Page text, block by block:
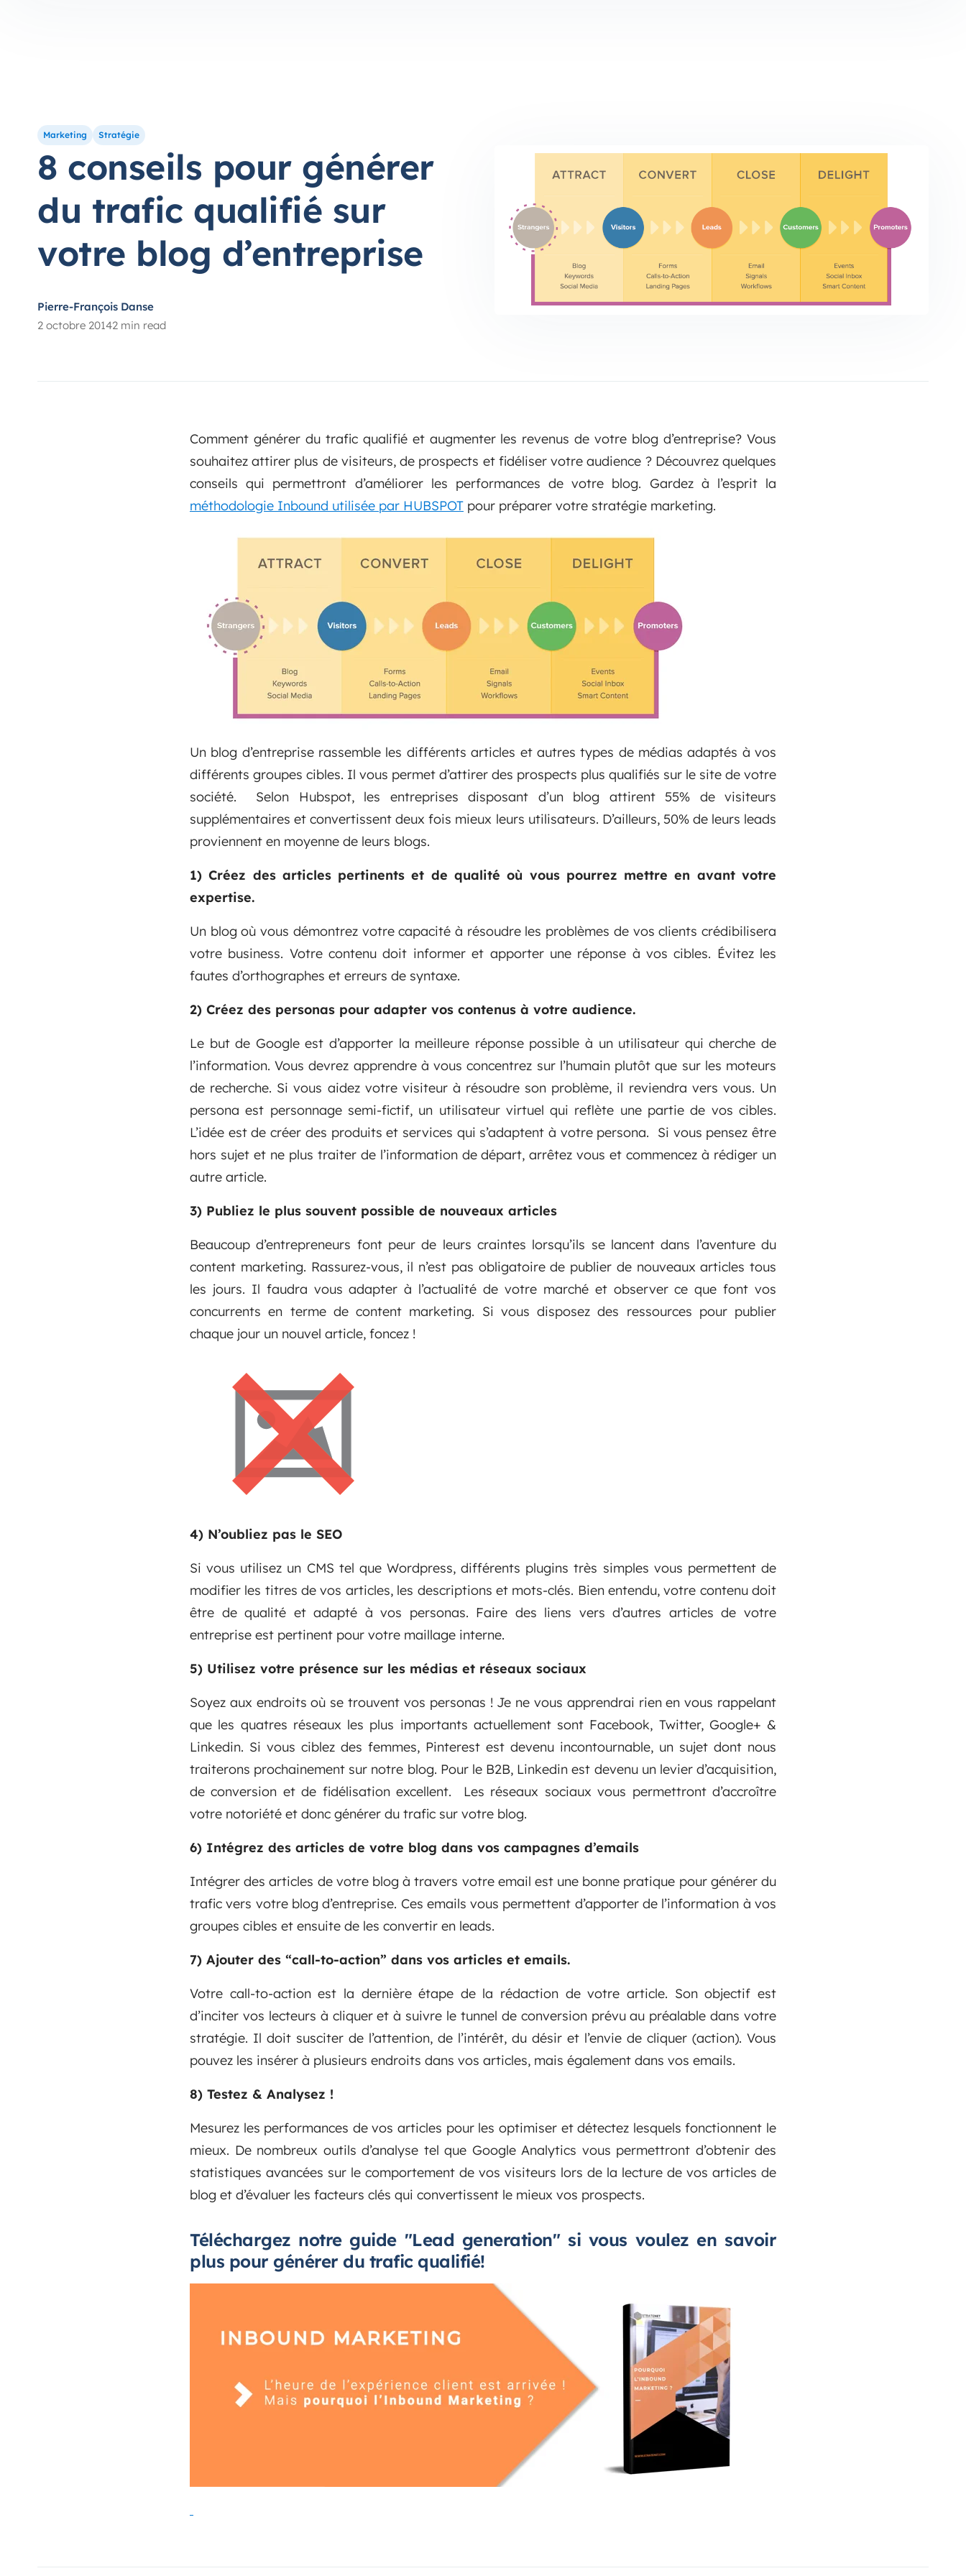
Marketing Stratégie
8 conseils pour générer
du trafic qualifié sur
votre blog d’entreprise
Pierre-François Danse
2 octobre 20142 min read
Comment générer du trafic qualifié et augmenter les revenus de votre blog d’entreprise? Vous
souhaitez attirer plus de visiteurs, de prospects et fidéliser votre audience ? Découvrez quelques
conseils qui permettront d’améliorer les performances de votre blog. Gardez à l’esprit la
méthodologie Inbound utilisée par HUBSPOT pour préparer votre stratégie marketing.
Un blog d’entreprise rassemble les différents articles et autres types de médias adaptés à vos
différents groupes cibles. Il vous permet d’attirer des prospects plus qualifiés sur le site de votre
société. Selon Hubspot, les entreprises disposant d’un blog attirent 55% de visiteurs
supplémentaires et convertissent deux fois mieux leurs utilisateurs. D’ailleurs, 50% de leurs leads
proviennent en moyenne de leurs blogs.
1) Créez des articles pertinents et de qualité où vous pourrez mettre en avant votre
expertise.
Un blog où vous démontrez votre capacité à résoudre les problèmes de vos clients crédibilisera
votre business. Votre contenu doit informer et apporter une réponse à vos cibles. Évitez les
fautes d’orthographes et erreurs de syntaxe.
2) Créez des personas pour adapter vos contenus à votre audience.
Le but de Google est d’apporter la meilleure réponse possible à un utilisateur qui cherche de
l’information. Vous devrez apprendre à vous concentrez sur l’humain plutôt que sur les moteurs
de recherche. Si vous aidez votre visiteur à résoudre son problème, il reviendra vers vous. Un
persona est personnage semi-fictif, un utilisateur virtuel qui reflète une partie de vos cibles.
L’idée est de créer des produits et services qui s’adaptent à votre persona. Si vous pensez être
hors sujet et ne plus traiter de l’information de départ, arrêtez vous et commencez à rédiger un
autre article.
3) Publiez le plus souvent possible de nouveaux articles
Beaucoup d’entrepreneurs font peur de leurs craintes lorsqu’ils se lancent dans l’aventure du
content marketing. Rassurez-vous, il n’est pas obligatoire de publier de nouveaux articles tous
les jours. Il faudra vous adapter à l’actualité de votre marché et observer ce que font vos
concurrents en terme de content marketing. Si vous disposez des ressources pour publier
chaque jour un nouvel article, foncez !
4) N’oubliez pas le SEO
Si vous utilisez un CMS tel que Wordpress, différents plugins très simples vous permettent de
modifier les titres de vos articles, les descriptions et mots-clés. Bien entendu, votre contenu doit
être de qualité et adapté à vos personas. Faire des liens vers d’autres articles de votre
entreprise est pertinent pour votre maillage interne.
5) Utilisez votre présence sur les médias et réseaux sociaux
Soyez aux endroits où se trouvent vos personas ! Je ne vous apprendrai rien en vous rappelant
que les quatres réseaux les plus importants actuellement sont Facebook, Twitter, Google+ &
Linkedin. Si vous ciblez des femmes, Pinterest est devenu incontournable, un sujet dont nous
traiterons prochainement sur notre blog. Pour le B2B, Linkedin est devenu un levier d’acquisition,
de conversion et de fidélisation excellent. Les réseaux sociaux vous permettront d’accroître
votre notoriété et donc générer du trafic sur votre blog.
6) Intégrez des articles de votre blog dans vos campagnes d’emails
Intégrer des articles de votre blog à travers votre email est une bonne pratique pour générer du
trafic vers votre blog d’entreprise. Ces emails vous permettent d’apporter de l’information à vos
groupes cibles et ensuite de les convertir en leads.
7) Ajouter des “call-to-action” dans vos articles et emails.
Votre call-to-action est la dernière étape de la rédaction de votre article. Son objectif est
d’inciter vos lecteurs à cliquer et à suivre le tunnel de conversion prévu au préalable dans votre
stratégie. Il doit susciter de l’attention, de l’intérêt, du désir et l’envie de cliquer (action). Vous
pouvez les insérer à plusieurs endroits dans vos articles, mais également dans vos emails.
8) Testez & Analysez !
Mesurez les performances de vos articles pour les optimiser et détectez lesquels fonctionnent le
mieux. De nombreux outils d’analyse tel que Google Analytics vous permettront d’obtenir des
statistiques avancées sur le comportement de vos visiteurs lors de la lecture de vos articles de
blog et d’évaluer les facteurs clés qui convertissent le mieux vos prospects.
Téléchargez notre guide "Lead generation" si vous voulez en savoir
plus pour générer du trafic qualifié!